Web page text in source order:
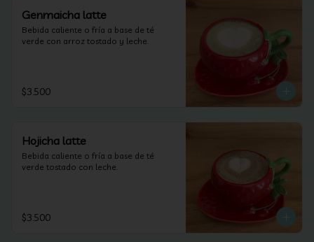
Genmaicha latte
Bebida caliente o fría a base de té
verde con arroz tostado y leche.
$3.500
Hojicha latte
Bebida caliente o fría a base de té
verde tostado con leche.
$3.500